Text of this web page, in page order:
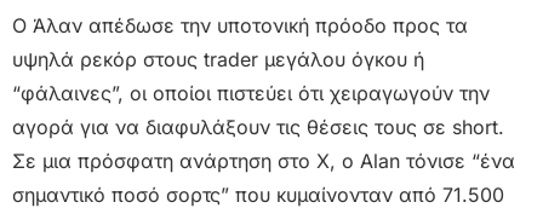
Ο Άλαν απέδωσε την υποτονική πρόοδο προς τα
υψηλά ρεκόρ στους trader μεγάλου όγκου ή
“φάλαινες”, οι οποίοι πιστεύει ότι χειραγωγούν την
αγορά για να διαφυλάξουν τις θέσεις τους σε short.
Σε μια πρόσφατη ανάρτηση στο X, ο Alan τόνισε “ένα
σημαντικό ποσό σορτς” που κυμαίνονταν από 71.500